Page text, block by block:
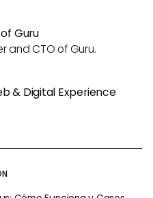
Guru
and CTO of Guru.
& Digital Experience